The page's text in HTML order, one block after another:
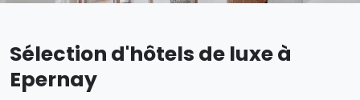
Sélection d'hôtels de luxe à
Epernay